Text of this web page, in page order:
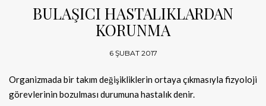
BULAŞICI HASTALIKLARDAN
KORUNMA
6 ŞUBAT 2017
Organizmada bir takım değişikliklerin ortaya çıkmasıyla fizyoloji
görevlerinin bozulması durumuna hastalık denir.